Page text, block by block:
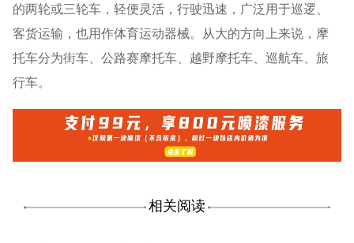
的两轮或三轮车，轻便灵活，行驶迅速，广泛用于巡逻、
客货运输，也用作体育运动器械。从大的方向上来说，摩
托车分为街车、公路赛摩托车、越野摩托车、巡航车、旅
行车。
相关阅读